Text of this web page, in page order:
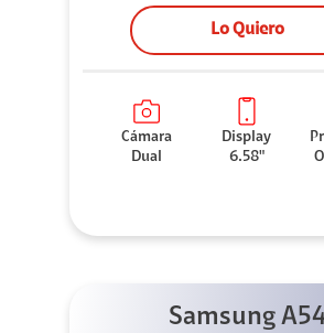
Lo Quiero
Cámara
Dual
Display
6.58"
Samsung